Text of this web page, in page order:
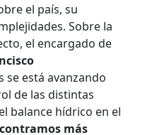
el país, su
Sobre la
el encargado de
se está avanzando
de las distintas
balance hídrico en el
más